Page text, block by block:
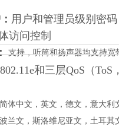
用户和管理员级别密
访问控制
支持，听筒和扬声器均支持宽
802.11e和三层QoS（ToS
简体中文，英文，德文，意大利
兰文，斯洛维尼亚文，土耳其